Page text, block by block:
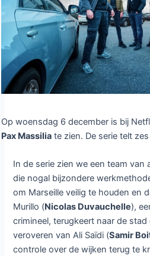
Op woensdag 6 december is bij
Pax Massilia te zien. De serie telt
In de serie zien we een team van
die nogal bijzondere
om Marseille veilig te houden en
Murillo (Nicolas Duvauchelle),
crimineel, terugkeert naar de
veroveren van Ali Saïdi (Samir
controle over de wijken terug te